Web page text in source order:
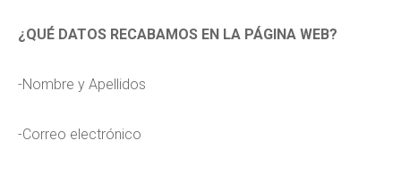
¿QUÉ DATOS RECABAMOS EN LA PÁGINA WEB?
-Nombre y Apellidos
-Correo electrónico